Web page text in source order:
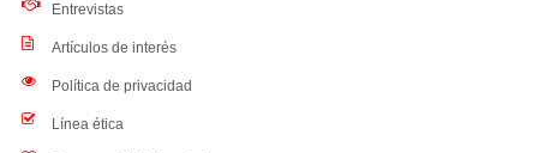
Entrevistas
Artículos de interés
Política de privacidad
Línea ética